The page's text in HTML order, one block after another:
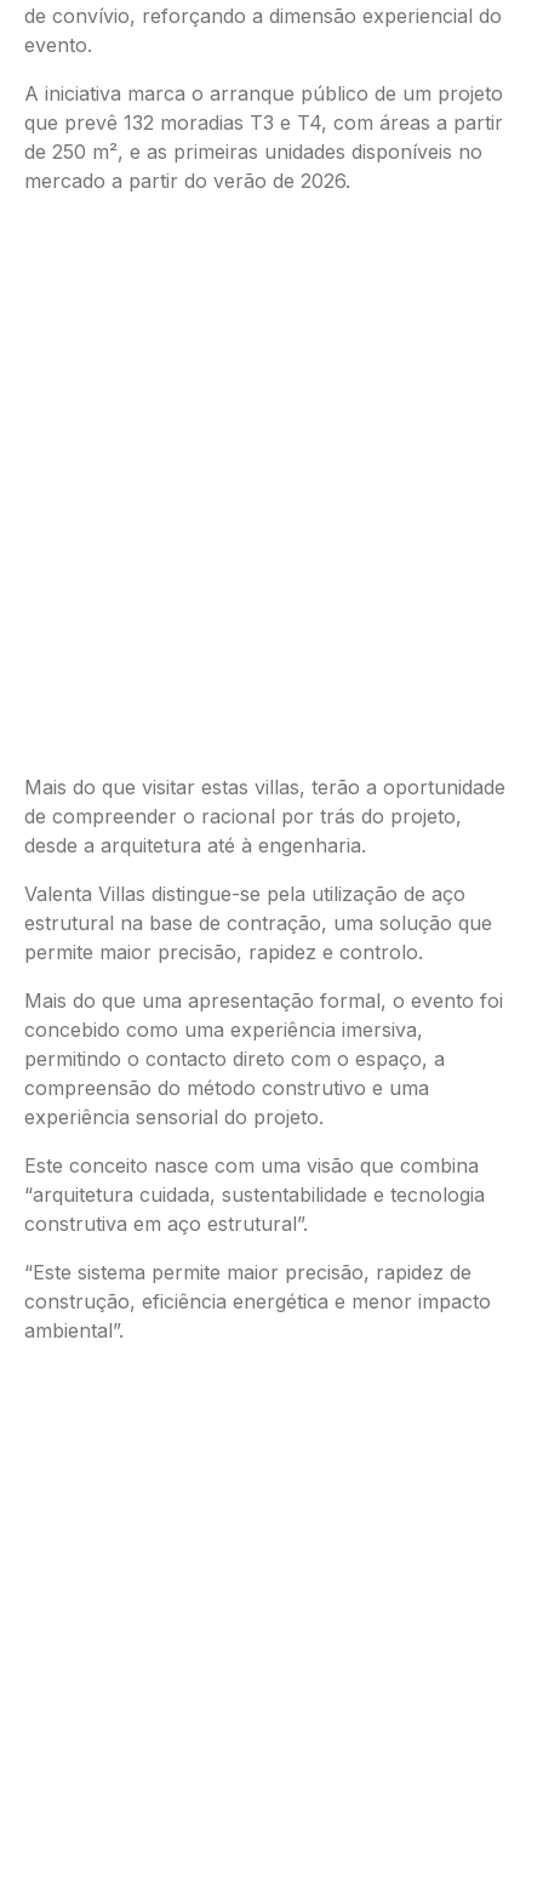
de convívio, reforçando a dimensão experiencial do
evento.
A iniciativa marca o arranque público de um projeto
que prevê 132 moradias T3 e T4, com áreas a partir
de 250 m², e as primeiras unidades disponíveis no
mercado a partir do verão de 2026.
Mais do que visitar estas villas, terão a oportunidade
de compreender o racional por trás do projeto,
desde a arquitetura até à engenharia.
Valenta Villas distingue-se pela utilização de aço
estrutural na base de contração, uma solução que
permite maior precisão, rapidez e controlo.
Mais do que uma apresentação formal, o evento foi
concebido como uma experiência imersiva,
permitindo o contacto direto com o espaço, a
compreensão do método construtivo e uma
experiência sensorial do projeto.
Este conceito nasce com uma visão que combina
“arquitetura cuidada, sustentabilidade e tecnologia
construtiva em aço estrutural”.
“Este sistema permite maior precisão, rapidez de
construção, eficiência energética e menor impacto
ambiental”.